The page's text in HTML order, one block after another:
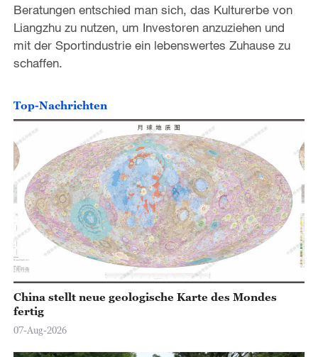
i
d
o
Beratungen entschied man sich, das Kulturerbe von
Liangzhu zu nutzen, um Investoren anzuziehen und
mit der Sportindustrie ein lebenswertes Zuhause zu
schaffen.
Top-Nachrichten
China stellt neue geologische Karte des Mondes
fertig
07-Aug-2026